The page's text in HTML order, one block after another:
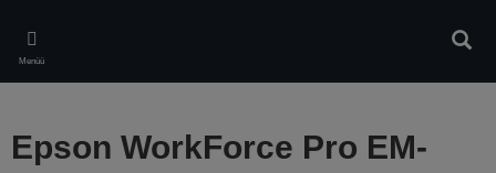
main
content
Menüü
Epson WorkForce Pro EM-